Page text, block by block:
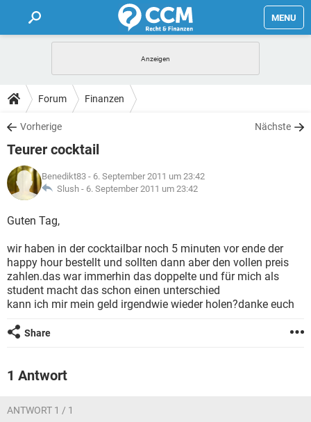
MENU
FORUM
TIPPS
Forum Finanzen
Vorherige Nächste
Teurer cocktail
Benedikt83 - 6. September 2011 um 23:42
Slush - 6. September 2011 um 23:42
Guten Tag,
wir haben in der cocktailbar noch 5 minuten vor ende der
happy hour bestellt und sollten dann aber den vollen preis
zahlen.das war immerhin das doppelte und für mich als
student macht das schon einen unterschied
kann ich mir mein geld irgendwie wieder holen?danke euch
Share
1 Antwort
ANTWORT 1 / 1